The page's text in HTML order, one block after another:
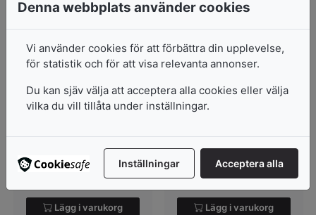
300
Japanska brytbladsknivar
har god ...
Lägg i varukorg
Quick Knife
I lager
45kr
Lägg i varukorg
Denna webbplats använder cookies
Vi använder cookies för att förbättra din upplevelse,
för statistik och för att visa relevanta annonser.
Du kan sjäv välja att acceptera alla cookies eller välja
vilka du vill tillåta under inställningar.
Inställningar Acceptera alla